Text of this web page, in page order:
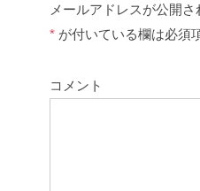
メールアドレスが公開さ
* が付いている欄は必須
コメント